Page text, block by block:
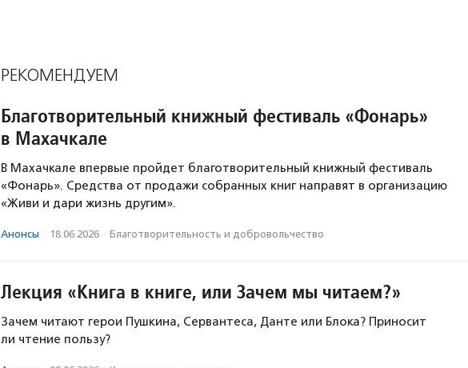
РЕКОМЕНДУЕМ
Благотворительный книжный фестиваль «Фонарь»
в Махачкале
В Махачкале впервые пройдет благотворительный книжный фестиваль
«Фонарь». Средства от продажи собранных книг направят в организацию
«Живи и дари жизнь другим».
Анонсы · 18.06.2026 · Благотвори­тель­ность и доброволь­чест­во
Лекция «Книга в книге, или Зачем мы читаем?»
Зачем читают герои Пушкина, Сервантеса, Данте или Блока? Приносит
ли чтение пользу?